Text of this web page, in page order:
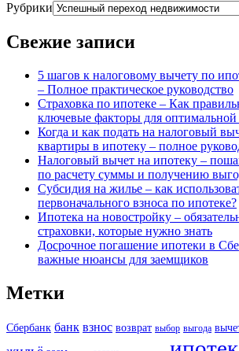
Рубрики
Свежие записи
5 шагов к налоговому вычету по
– Полное практическое руководство
Страховка по ипотеке – Как
ключевые факторы для
Когда и как подать на налоговый
квартиры в ипотеку – полное
Налоговый вычет на ипотеку –
по расчету суммы и получению
Субсидия на жилье – как
первоначального взноса по ипотеке?
Ипотека на новостройку –
страховки, которые нужно знать
Досрочное погашение ипотеки в
важные нюансы для заемщиков
Метки
Сбербанк банк взнос возврат выбор выгода